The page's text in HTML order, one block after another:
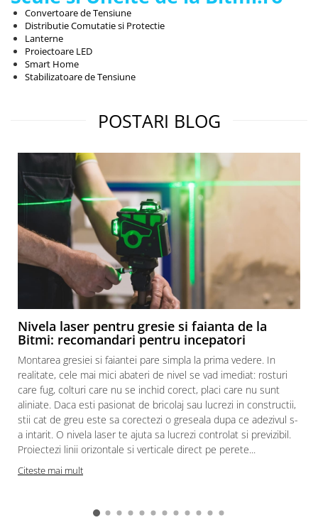
Convertoare de Tensiune
Distributie Comutatie si Protectie
Lanterne
Proiectoare LED
Smart Home
Stabilizatoare de Tensiune
POSTARI BLOG
Nivela laser pentru gresie si faianta de la
Bitmi: recomandari pentru incepatori
Montarea gresiei si faiantei pare simpla la prima vedere. In
realitate, cele mai mici abateri de nivel se vad imediat: rosturi
care fug, colturi care nu se inchid corect, placi care nu sunt
aliniate. Daca esti pasionat de bricolaj sau lucrezi in constructii,
stii cat de greu este sa corectezi o greseala dupa ce adezivul s-
a intarit. O nivela laser te ajuta sa lucrezi controlat si previzibil.
Proiectezi linii orizontale si verticale direct pe perete...
Citeste mai mult